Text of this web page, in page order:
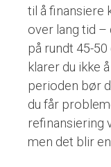
til å finansiere
over lang tid –
på rundt 45-
klarer du ikke
perioden bør
du får
refinansiering
men det blir